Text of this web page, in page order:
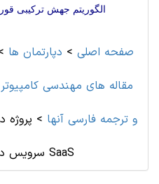
الگوریتم جهش ترکیبی
صفحه اصلی > دپارتمان ها
مقاله های مهندسی
IT و ترجمه فارسی آنها > پروژه
سرویس دهنده های ابری SaaS